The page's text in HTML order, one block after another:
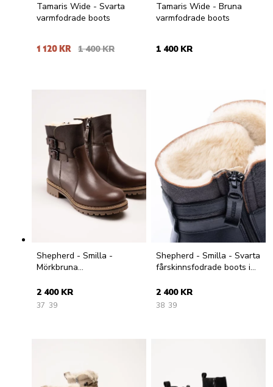
Tamaris Wide - Svarta
varmfodrade boots
1 120 KR 1 400 KR
Tamaris Wide - Bruna
varmfodrade boots
1 400 KR
Shepherd - Smilla -
Mörkbruna
skinn
2 400 KR
37 39
Shepherd - Smilla - Svarta
fårskinnsfodrade boots i
2 400 KR
38 39